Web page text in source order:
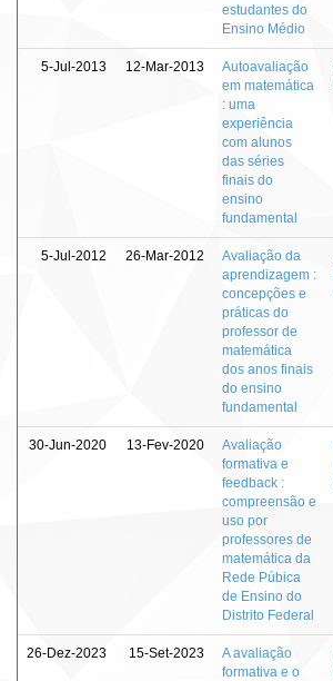
estudantes do
Ensino Médio
5-Jul-2013 12-Mar-2013
Autoavaliação
em matemática
: uma
experiência
com alunos
das séries
finais do
ensino
fundamental
5-Jul-2012 26-Mar-2012
Avaliação da
aprendizagem :
concepções e
práticas do
professor de
matemática
dos anos finais
do ensino
fundamental
30-Jun-2020 13-Fev-2020
Avaliação
formativa e
feedback :
compreensão e
uso por
professores de
matemática da
Rede Púbica
de Ensino do
Distrito Federal
26-Dez-2023 15-Set-2023
A avaliação
formativa e o